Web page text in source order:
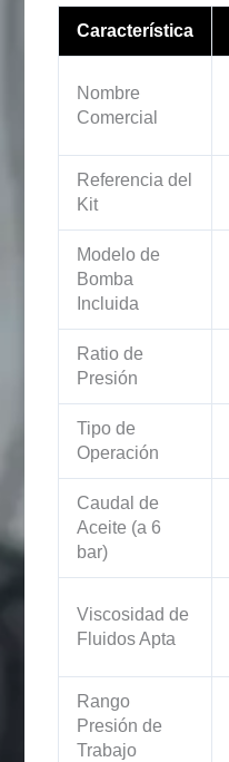
Característica
Nombre
Comercial
Referencia del
Kit
Modelo de
Bomba
Incluida
Ratio de
Presión
Tipo de
Operación
Caudal de
Aceite (a 6
bar)
Viscosidad de
Fluidos Apta
Rango
Presión de
Trabajo